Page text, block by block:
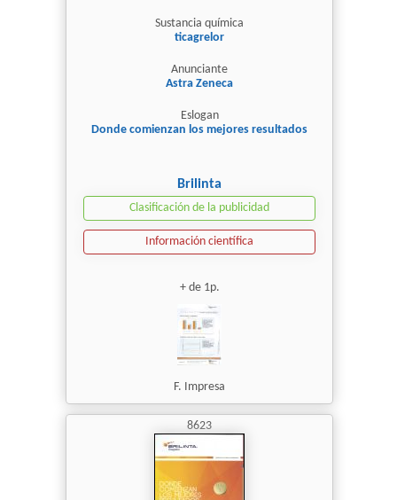
Sustancia química
ticagrelor
Anunciante
Astra Zeneca
Eslogan
Donde comienzan los mejores resultados
Brilinta
Clasificación de la publicidad
Información científica
+ de 1p.
F. Impresa
8623